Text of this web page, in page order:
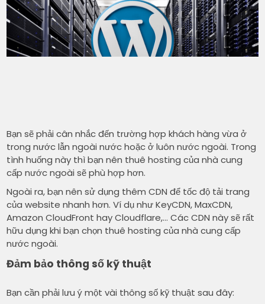
Bạn sẽ phải cân nhắc đến trường hợp khách hàng vừa ở
trong nước lẫn ngoài nước hoặc ở luôn nước ngoài. Trong
tình huống này thì bạn nên thuê hosting của nhà cung
cấp nước ngoài sẽ phù hợp hơn.
Ngoài ra, bạn nên sử dụng thêm CDN để tốc độ tải trang
của website nhanh hơn. Ví dụ như KeyCDN, MaxCDN,
Amazon CloudFront hay Cloudflare,… Các CDN này sẽ rất
hữu dụng khi bạn chọn thuê hosting của nhà cung cấp
nước ngoài.
Đảm bảo thông số kỹ thuật
Bạn cần phải lưu ý một vài thông số kỹ thuật sau đây: